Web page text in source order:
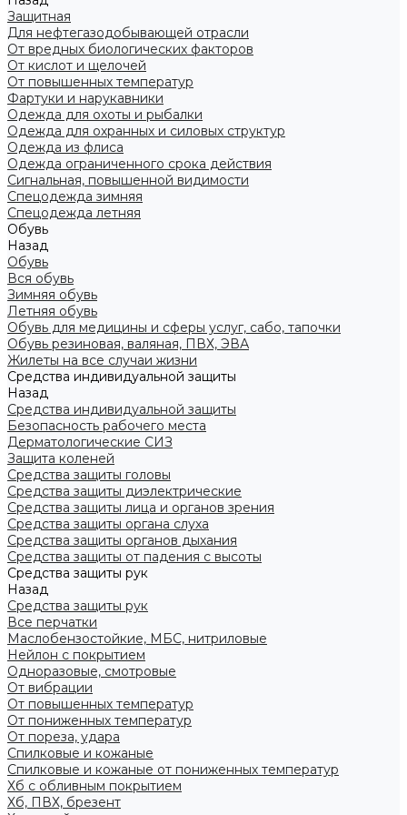
Защитная
Для нефтегазодобывающей отрасли
От вредных биологических факторов
От кислот и щелочей
От повышенных температур
Фартуки и нарукавники
Одежда для охоты и рыбалки
Одежда для охранных и силовых структур
Одежда из флиса
Одежда ограниченного срока действия
Сигнальная, повышенной видимости
Спецодежда зимняя
Спецодежда летняя
Обувь
Назад
Обувь
Вся обувь
Зимняя обувь
Летняя обувь
Обувь для медицины и сферы услуг, сабо, тапочки
Обувь резиновая, валяная, ПВХ, ЭВА
Жилеты на все случаи жизни
Средства индивидуальной защиты
Назад
Средства индивидуальной защиты
Безопасность рабочего места
Дерматологические СИЗ
Защита коленей
Средства защиты головы
Средства защиты диэлектрические
Средства защиты лица и органов зрения
Средства защиты органа слуха
Средства защиты органов дыхания
Средства защиты от падения с высоты
Средства защиты рук
Назад
Средства защиты рук
Все перчатки
Маслобензостойкие, МБС, нитриловые
Нейлон с покрытием
Одноразовые, смотровые
От вибрации
От повышенных температур
От пониженных температур
От пореза, удара
Спилковые и кожаные
Спилковые и кожаные от пониженных температур
Хб с обливным покрытием
Хб, ПВХ, брезент